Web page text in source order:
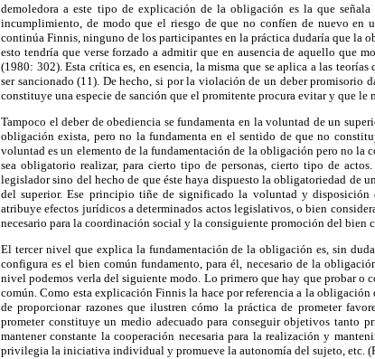
demoledora a este tipo de explicación de la obligación es la que
incumplimiento, de modo que el riesgo de que no confíen de nuevo en
continúa Finnis, ninguno de los participantes en la práctica dudaría que la
esto tendría que verse forzado a admitir que en ausencia de aquello que
(1980: 302). Esta crítica es, en esencia, la misma que se aplica a las
ser sancionado (11). De hecho, si por la violación de un deber promisorio
constituye una especie de sanción que el promitente procura evitar y que
Tampoco el deber de obediencia se fundamenta en la voluntad de un
obligación exista, pero no la fundamenta en el sentido de que no
voluntad es un elemento de la fundamentación de la obligación pero no la
sea obligatorio realizar, para cierto tipo de personas, cierto tipo de
legislador sino del hecho de que éste haya dispuesto la obligatoriedad de
del superior. Ese principio tiñe de significado la voluntad y disposición
atribuye efectos jurídicos a determinados actos legislativos, o bien
necesario para la coordinación social y la consiguiente promoción del bien
El tercer nivel que explica la fundamentación de la obligación es, sin
configura es el bien común fundamento, para él, necesario de la
nivel podemos verla del siguiente modo. Lo primero que hay que probar o
común. Como esta explicación Finnis la hace por referencia a la
de proporcionar razones que ilustren cómo la práctica de prometer
prometer constituye un medio adecuado para conseguir objetivos tanto
mantener constante la cooperación necesaria para la realización y
privilegia la iniciativa individual y promueve la autonomía del sujeto, etc.